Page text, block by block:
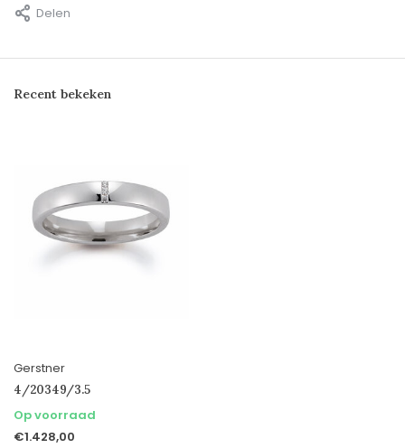
Delen
Recent bekeken
Gerstner
4/20349/3.5
Op voorraad
€1.428,00